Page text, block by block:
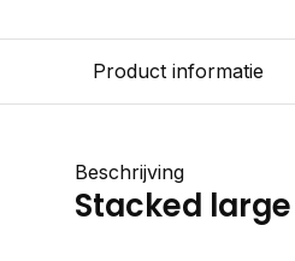
Product informatie
Beschrijving
Stacked